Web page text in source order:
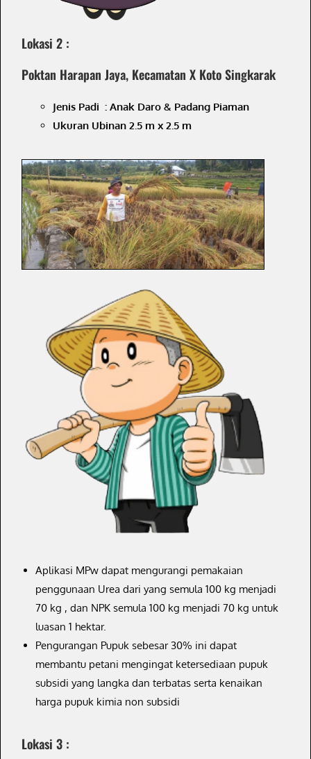
Lokasi 2 :
Poktan Harapan Jaya, Kecamatan X Koto Singkarak
Jenis Padi : Anak Daro & Padang Piaman
Ukuran Ubinan 2.5 m x 2.5 m
Aplikasi MPw dapat mengurangi pemakaian
penggunaan Urea dari yang semula 100 kg menjadi
70 kg , dan NPK semula 100 kg menjadi 70 kg untuk
luasan 1 hektar.
Pengurangan Pupuk sebesar 30% ini dapat
membantu petani mengingat ketersediaan pupuk
subsidi yang langka dan terbatas serta kenaikan
harga pupuk kimia non subsidi
Lokasi 3 :